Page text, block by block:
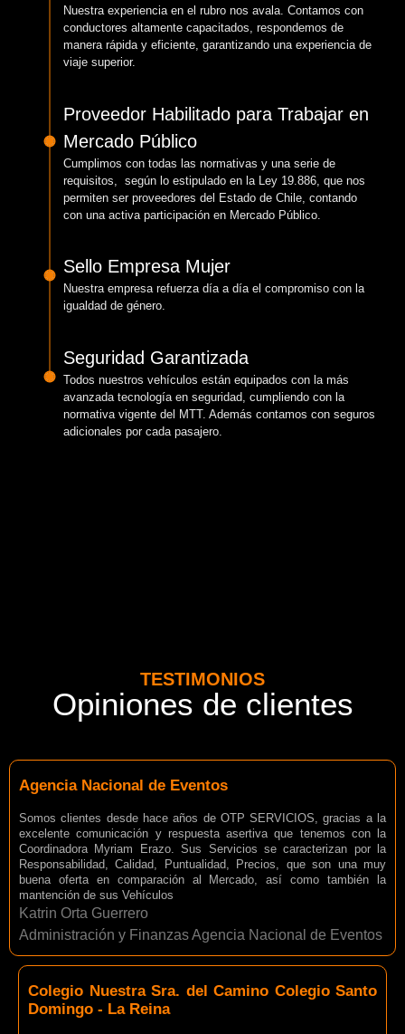
Nuestra experiencia en el rubro nos avala. Contamos con
conductores altamente capacitados, respondemos de
manera rápida y eficiente, garantizando una experiencia de
viaje superior.
Proveedor Habilitado para Trabajar en
Mercado Público
Cumplimos con todas las normativas y una serie de
requisitos, según lo estipulado en la Ley 19.886, que nos
permiten ser proveedores del Estado de Chile, contando
con una activa participación en Mercado Público.
Sello Empresa Mujer
Nuestra empresa refuerza día a día el compromiso con la
igualdad de género.
Seguridad Garantizada
Todos nuestros vehículos están equipados con la más
avanzada tecnología en seguridad, cumpliendo con la
normativa vigente del MTT. Además contamos con seguros
adicionales por cada pasajero.
TESTIMONIOS
Opiniones de clientes
Agencia Nacional de Eventos
Somos clientes desde hace años de OTP SERVICIOS, gracias a la
excelente comunicación y respuesta asertiva que tenemos con la
Coordinadora Myriam Erazo. Sus Servicios se caracterizan por la
Responsabilidad, Calidad, Puntualidad, Precios, que son una muy
buena oferta en comparación al Mercado, así como también la
mantención de sus Vehículos
Katrin Orta Guerrero
Administración y Finanzas Agencia Nacional de Eventos
Colegio Nuestra Sra. del Camino Colegio Santo
Domingo - La Reina